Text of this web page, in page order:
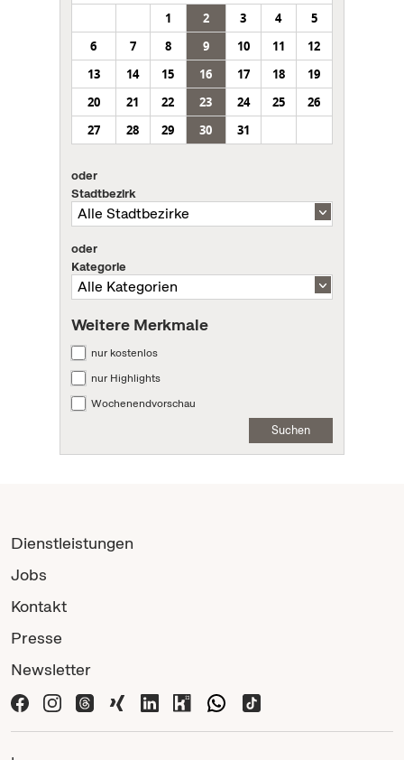
1
2 3 4
5
6
7 8 9 10 11
12
13
14 15 16 17 18
19
20
21 22 23 24 25
26
27
28 29 30 31
oder
Stadtbezirk
oder
Kategorie
Weitere Merkmale
nur kostenlos
nur Highlights
Wochenendvorschau
Suchen
Dienstleistungen
Jobs
Kontakt
Presse
Newsletter